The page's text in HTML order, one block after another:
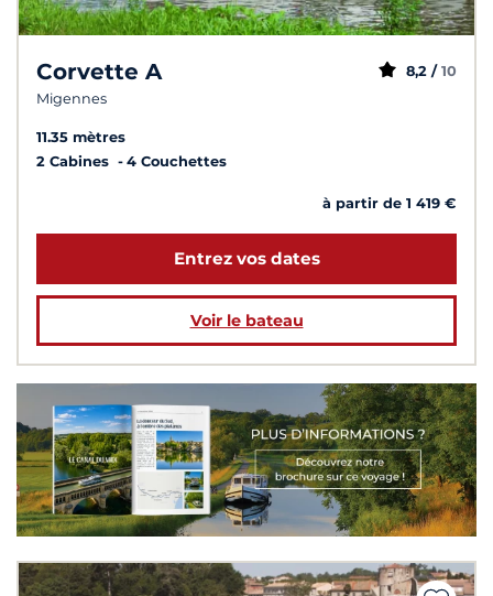
Corvette A
Migennes
8,2 / 10
11.35 mètres
2 Cabines
4 Couchettes
à partir de 1 419 €
Entrez vos dates
Voir le bateau